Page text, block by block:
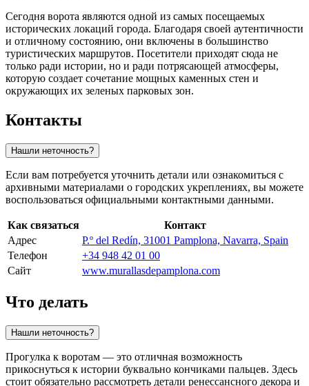
Сегодня ворота являются одной из самых посещаемых
исторических локаций города. Благодаря своей аутентичности
и отличному состоянию, они включены в большинство
туристических маршрутов. Посетители приходят сюда не
только ради истории, но и ради потрясающей атмосферы,
которую создает сочетание мощных каменных стен и
окружающих их зеленых парковых зон.
Контакты
Нашли неточность?
Если вам потребуется уточнить детали или ознакомиться с
архивными материалами о городских укреплениях, вы можете
воспользоваться официальными контактными данными.
Как связаться
Контакт
Адрес
P.º del Redín, 31001 Pamplona, Navarra, Spain
Телефон
+34 948 42 01 00
Сайт
www.murallasdepamplona.com
Что делать
Нашли неточность?
Прогулка к воротам — это отличная возможность
прикоснуться к истории буквально кончиками пальцев. Здесь
стоит обязательно рассмотреть детали ренессансного декора и